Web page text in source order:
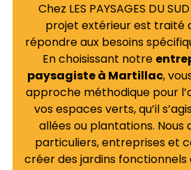
Chez LES PAYSAGES DU
projet extérieur est traité
répondre aux besoins
En choisissant notre
paysagiste à Martillac,
approche méthodique pour
vos espaces verts, qu’il
allées ou plantations.
particuliers, entreprises et
créer des jardins fonctionnels